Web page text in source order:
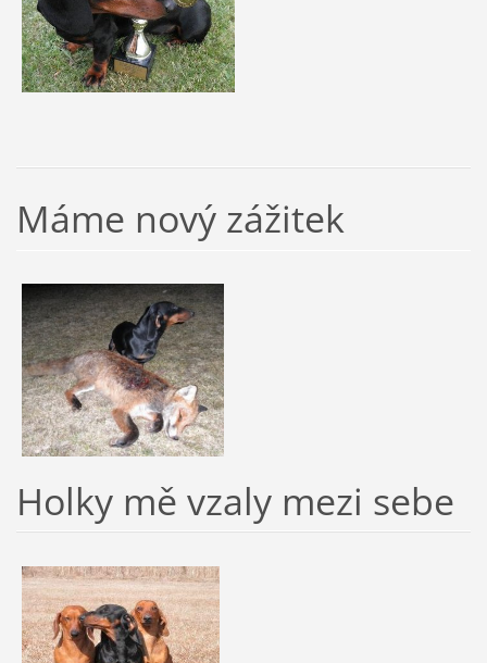
Máme nový zážitek
Holky mě vzaly mezi sebe